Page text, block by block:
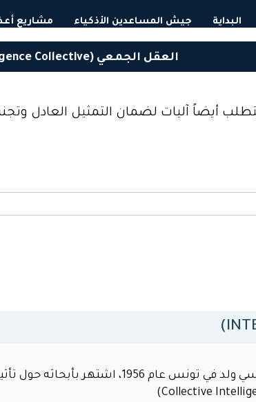
البداية جيش المساعدين اﻷذكياء مشاريع
العقل الجمعي (Intelligence Collective)
أيضاً آليات لضمان التمثيل العادل